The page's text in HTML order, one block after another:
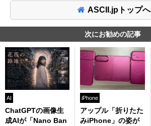
ASCII.jpトップへ
次にお勧めの記事
AI
ChatGPTの画像生
成AIが「Nano Ban
iPhone
アップル「折りたた
みiPhone」の姿が